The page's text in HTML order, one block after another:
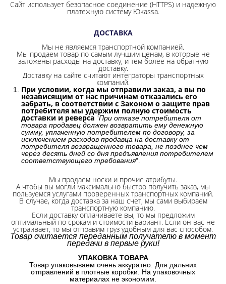
Сайт использует безопасное соединение (HTTPS) и надежную
платежную систему Юkassa.
ДОСТАВКА
Мы не являемся транспортной компанией.
Мы продаем товар по самым лучшим ценам, в которые не
заложены расходы на доставку, и тем более на обратную
доставку.
Доставку на сайте считают интеграторы транспортных
компаний.
При условии, когда мы отправили заказ, а вы по
независящим от нас причинам отказались его
забрать, в соответствии с Законом о защите прав
потребителя мы удержим полную стоимость
доставки и реверса "При отказе потребителя от
товара продавец должен возвратить ему денежную
сумму, уплаченную потребителем по договору, за
исключением расходов продавца на доставку от
потребителя возвращенного товара, не позднее чем
через десять дней со дня предъявления потребителем
соответствующего требования".
Мы продаем носки и прочие атрибуты.
А чтобы вы могли максимально быстро получить заказ, мы
пользуемся услугами проверенных транспортных компаний.
В случае, когда доставка за наш счет, мы сами выбираем
транспортную компанию.
Если доставку оплачиваете вы, то мы предложим
оптимальный по срокам и стоимости вариант. Если он вас не
устраивает, то мы отправим груз удобным для вас способом.
Товар считается переданным получателю в момент
передачи в первые руки!
УПАКОВКА ТОВАРА
Товар упаковываем очень аккуратно. Для дальних
отправлений в плотные коробки. На упаковочных
материалах не экономим.